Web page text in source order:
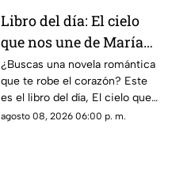
Libro del día: El cielo
que nos une de María
Vaquero
¿Buscas una novela romántica
que te robe el corazón? Este
es el libro del día, El cielo que
nos une, de María Vaquero.
agosto 08, 2026 06:00 p. m.